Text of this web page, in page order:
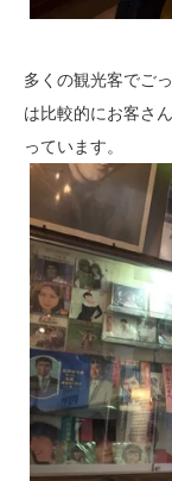
多くの観光客でご
は比較的にお客さ
っています。